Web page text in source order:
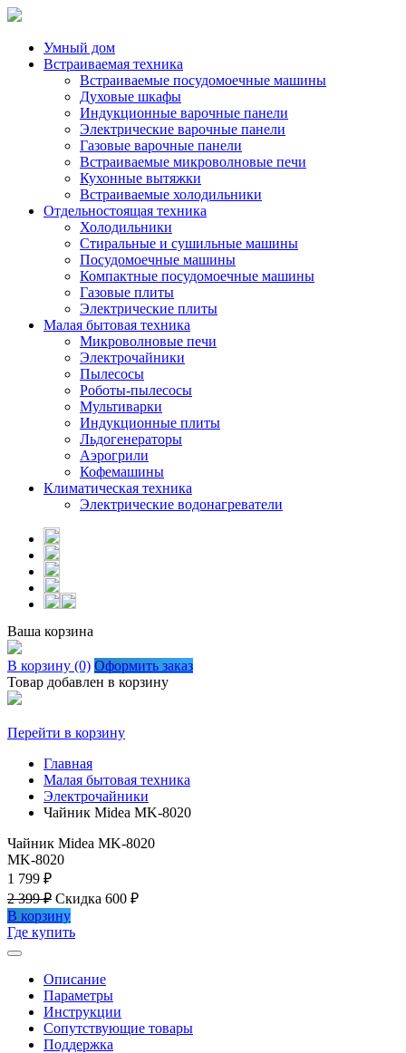
Умный дом
Встраиваемая техника
Встраиваемые посудомоечные машины
Духовые шкафы
Индукционные варочные панели
Электрические варочные панели
Газовые варочные панели
Встраиваемые микроволновые печи
Кухонные вытяжки
Встраиваемые холодильники
Отдельностоящая техника
Холодильники
Стиральные и сушильные машины
Посудомоечные машины
Компактные посудомоечные машины
Газовые плиты
Электрические плиты
Малая бытовая техника
Микроволновые печи
Электрочайники
Пылесосы
Роботы-пылесосы
Мультиварки
Индукционные плиты
Льдогенераторы
Аэрогрили
Кофемашины
Климатическая техника
Электрические водонагреватели
Ваша корзина
В корзину (0) Оформить заказ
Товар добавлен в корзину
Перейти в корзину
Главная
Малая бытовая техника
Электрочайники
Чайник Midea MK-8020
Чайник Midea MK-8020
MK-8020
1 799 ₽
2 399 ₽ Скидка 600 ₽
В корзину
Где купить
Описание
Параметры
Инструкции
Сопутствующие товары
Поддержка